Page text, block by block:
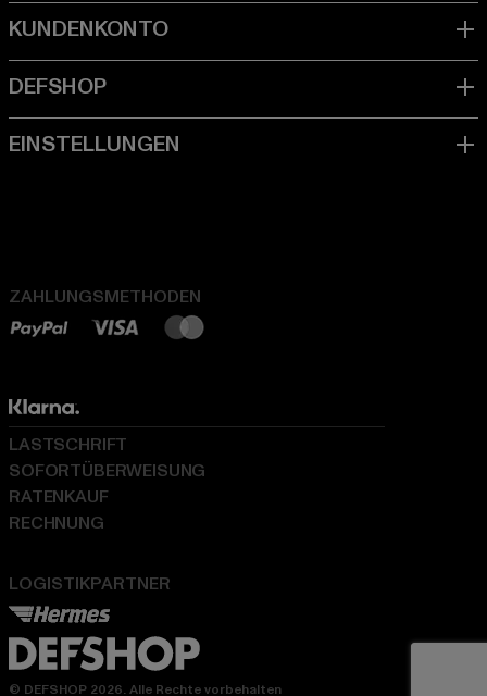
ZAHLUNGSMETHODEN
LOGISTIKPARTNER
LASTSCHRIFT
SOFORTÜBERWEISUNG
RATENKAUF
RECHNUNG
© DEFSHOP 2026. Alle Rechte vorbehalten